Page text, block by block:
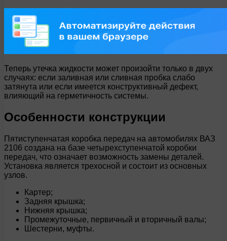
Теперь утечка жидкости может произойти только в двух
случаях: если заливная или сливная пробка слабо
затянута или если имеется конструктивный дефект,
влияющий на герметичность системы.
Особенности конструкции
Пятиступенчатая коробка передач на автомобилях ВАЗ
2106 создана на базе четырехступенчатой коробки
передач, что означает возможность замены деталей.
Установка является трехосной и состоит из основных
узлов.
Картер;
Задняя крышка;
Нижняя крышка;
Промежуточные, первичный и вторичный валы;
Шестерни, муфты.